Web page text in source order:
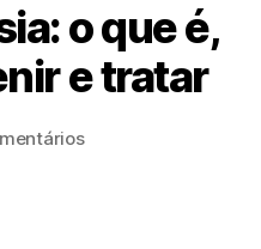
o que é,
e tratar
Autor
P
o
r
d
Data
e
m
o
em